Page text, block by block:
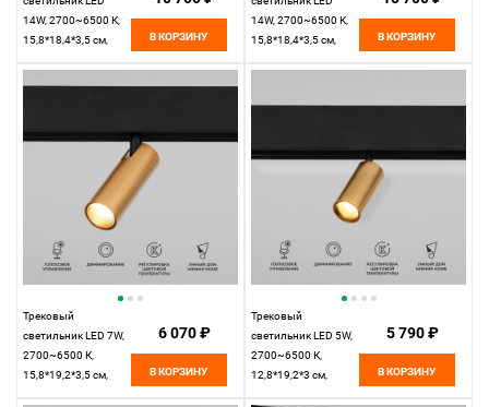
14W, 2700~6500 К,
15,8*18,4*3,5 см,
В КОРЗИНУ
14W, 2700~6500 К,
15,8*18,4*3,5 см,
В КОРЗИНУ
Трековый
светильник LED 7W,
2700~6500 К,
15,8*19,2*3,5 см,
6 070 ₽
В КОРЗИНУ
Трековый
светильник LED 5W,
2700~6500 К,
12,8*19,2*3 см,
5 790 ₽
В КОРЗИНУ